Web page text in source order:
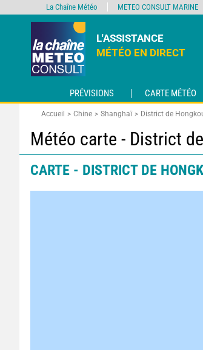
L'ASSISTANCE
MÉTÉO EN DIRECT
PRÉVISIONS CARTE MÉTÉO
Accueil Chine Shanghaï District de
Météo carte - District
CARTE - DISTRICT DE
La Chaîne Météo METEO CONSULT MARINE